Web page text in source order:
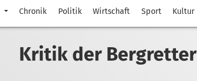
Chronik Politik Wirtschaft Sport Kultur
Kritik der Bergretter